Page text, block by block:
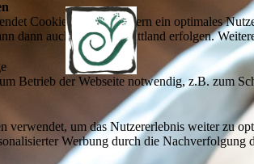
Cookies, um Besuchern ein optimales
dann auch in einem Drittland erfolgen.
Betrieb der Webseite notwendig, z.B. zum
verwendet, um das Nutzererlebnis weiter zu
Werbung durch die Nachverfolgung